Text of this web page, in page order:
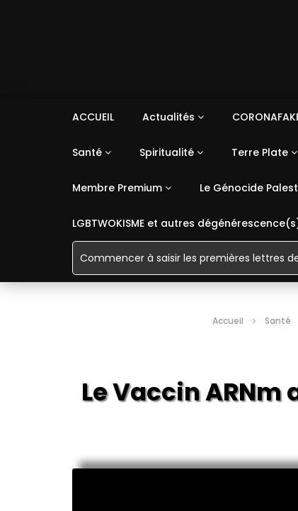
ACCUEIL Actualités
Santé Spiritualité Terre Plate
Membre Premium Le Génocide
LGBTWOKISME et autres
Accueil Santé
Le Vaccin